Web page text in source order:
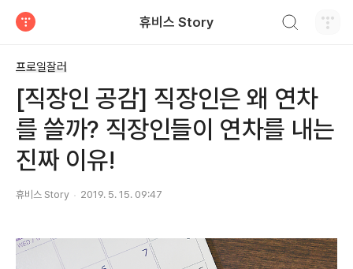
휴비스 Story
프로일잘러
[직장인 공감] 직장인은 왜 연차
를 쓸까? 직장인들이 연차를 내는
진짜 이유!
휴비스 Story 2019. 5. 15. 09:47